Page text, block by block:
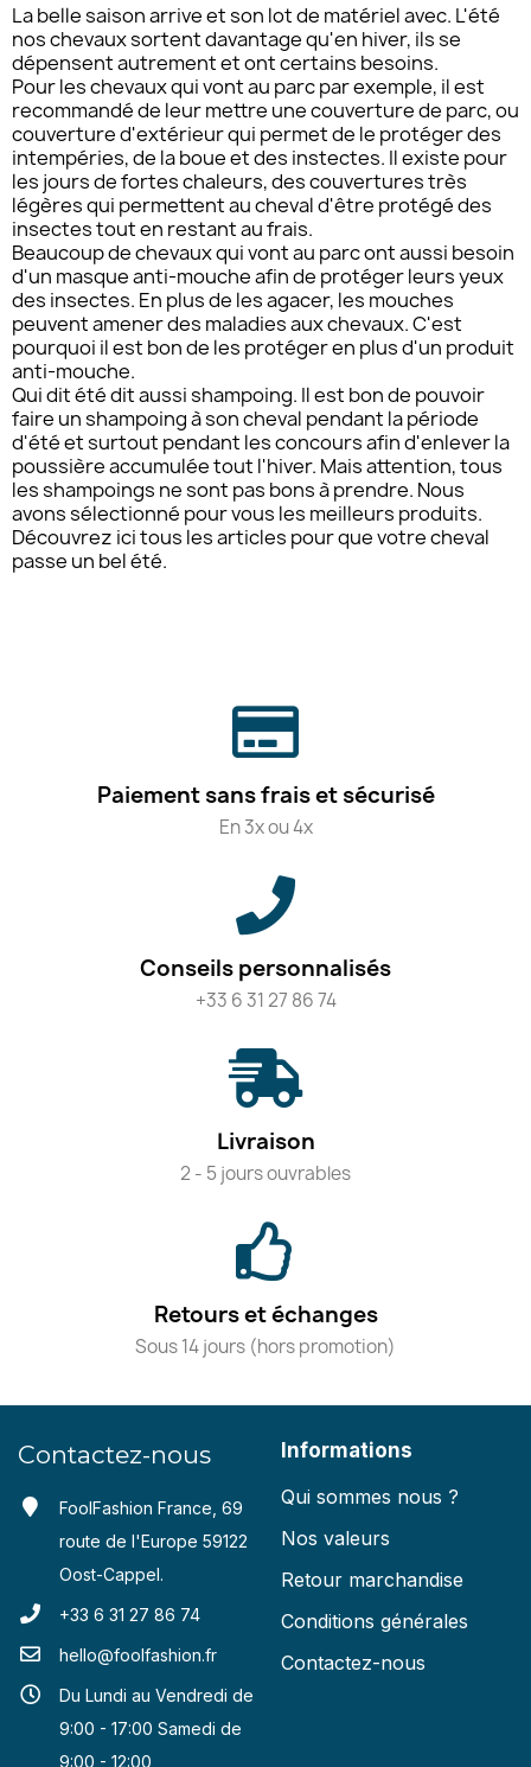
La belle saison arrive et son lot de matériel avec. L'été
nos chevaux sortent davantage qu'en hiver, ils se
dépensent autrement et ont certains besoins.
Pour les chevaux qui vont au parc par exemple, il est
recommandé de leur mettre une couverture de parc, ou
couverture d'extérieur qui permet de le protéger des
intempéries, de la boue et des instectes. Il existe pour
les jours de fortes chaleurs, des couvertures très
légères qui permettent au cheval d'être protégé des
insectes tout en restant au frais.
Beaucoup de chevaux qui vont au parc ont aussi besoin
d'un masque anti-mouche afin de protéger leurs yeux
des insectes. En plus de les agacer, les mouches
peuvent amener des maladies aux chevaux. C'est
pourquoi il est bon de les protéger en plus d'un produit
anti-mouche.
Qui dit été dit aussi shampoing. Il est bon de pouvoir
faire un shampoing à son cheval pendant la période
d'été et surtout pendant les concours afin d'enlever la
poussière accumulée tout l'hiver. Mais attention, tous
les shampoings ne sont pas bons à prendre. Nous
avons sélectionné pour vous les meilleurs produits.
Découvrez ici tous les articles pour que votre cheval
passe un bel été.
Paiement sans frais et sécurisé
En 3x ou 4x
Conseils personnalisés
+33 6 31 27 86 74
Livraison
2 - 5 jours ouvrables
Retours et échanges
Sous 14 jours (hors promotion)
Contactez-nous
FoolFashion France, 69
route de l'Europe 59122
Oost-Cappel.
+33 6 31 27 86 74
hello@foolfashion.fr
Du Lundi au Vendredi de
9:00 - 17:00 Samedi de
9:00 - 12:00
Informations
Qui sommes nous ?
Nos valeurs
Retour marchandise
Conditions générales
Contactez-nous